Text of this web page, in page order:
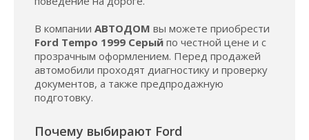
В компании АВТОДОМ вы можете приобрести
Ford Tempo 1999 Серый по честной цене и с
прозрачным оформлением. Перед продажей
автомобили проходят диагностику и проверку
документов, а также предпродажную
подготовку.
Почему выбирают Ford